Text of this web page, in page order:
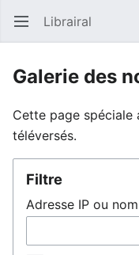
Ouvrir le menu principal Librairal
Galerie des
Cette page spéciale
téléversés.
Filtre
Adresse IP ou